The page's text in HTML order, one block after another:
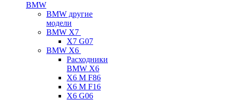
BMW
BMW другие
модели
BMW X7
X7 G07
BMW X6
Расходники
BMW X6
X6 M F86
X6 M F16
X6 G06